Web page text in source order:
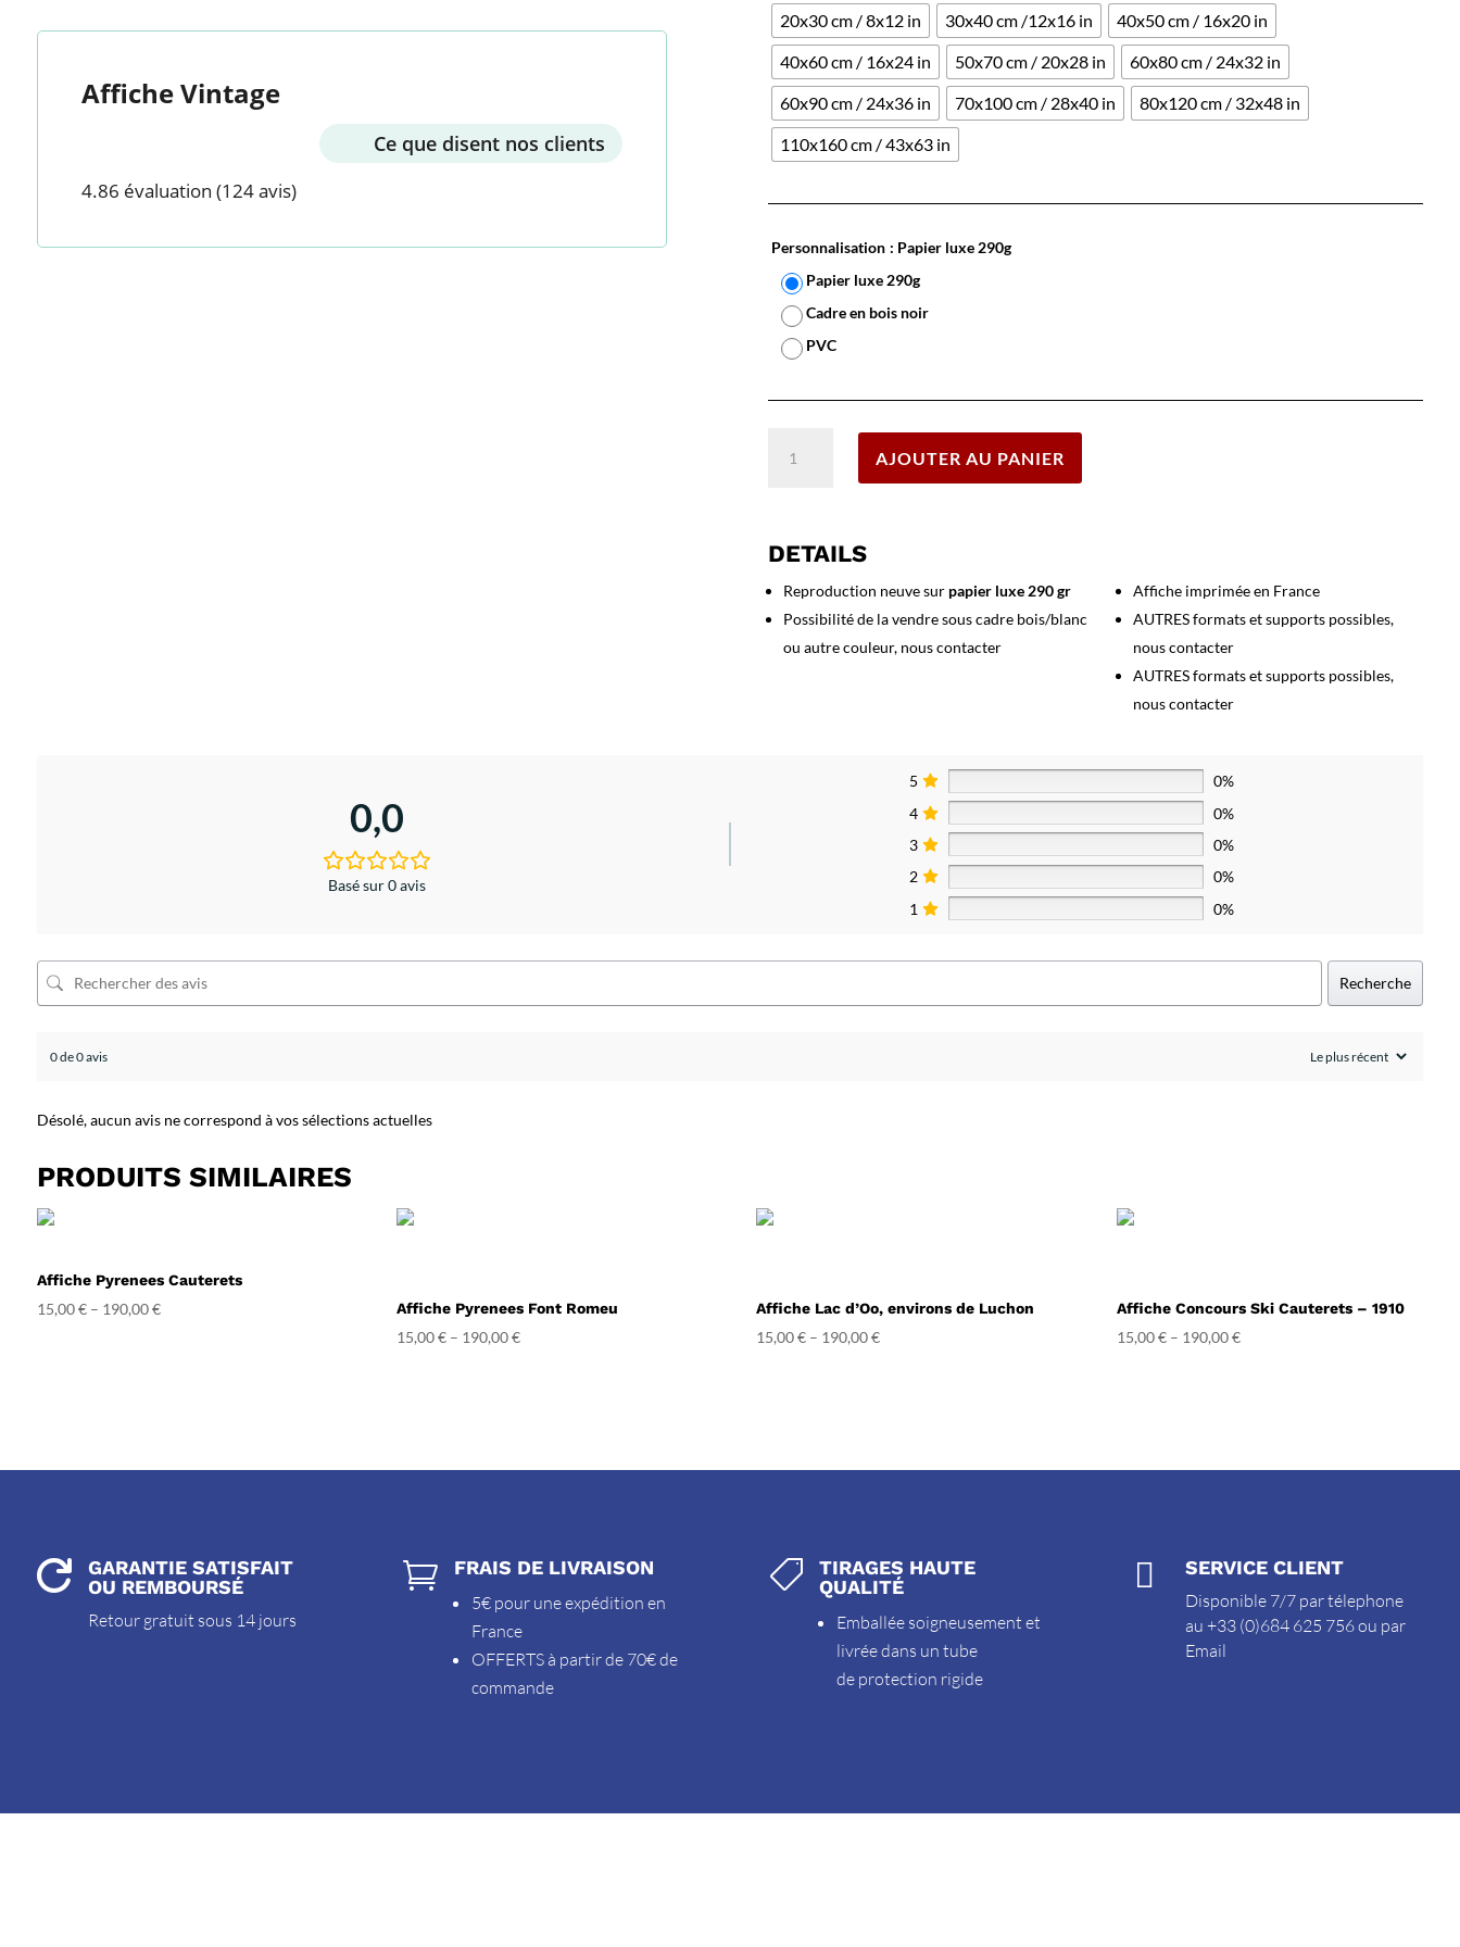
Affiche Vintage
Ce que disent nos clients
4.86 évaluation (124 avis)
20x30 cm / 8x12 in 30x40 cm /12x16 in
40x50 cm / 16x20 in
40x60 cm / 16x24 in
50x70 cm / 20x28 in
60x80 cm / 24x32 in
60x90 cm / 24x36 in
70x100 cm / 28x40 in
80x120 cm / 32x48 in
110x160 cm / 43x63 in
Personnalisation : Papier luxe 290g
Papier luxe 290g
Cadre en bois noir
PVC
AJOUTER AU PANIER
DETAILS
Reproduction neuve sur papier luxe 290 gr
Possibilité de la vendre sous cadre bois/blanc
ou autre couleur, nous contacter
Affiche imprimée en France
AUTRES formats et supports possibles,
nous contacter
AUTRES formats et supports possibles,
nous contacter
0,0
Basé sur 0 avis
5
0%
4
0%
3
0%
2
0%
1
0%
Recherche
0 de 0 avis
Désolé, aucun avis ne correspond à vos sélections actuelles
PRODUITS SIMILAIRES
Affiche Pyrenees Cauterets
15,00€– 190,00€ Affiche Pyrenees Font Romeu
15,00€– 190,00€
Affiche Lac d’Oo, environs de Luchon
15,00€ – 190,00€
Affiche Concours Ski Cauterets – 1910
15,00€– 190,00€

GARANTIE SATISFAIT
OU REMBOURSÉ
Retour gratuit sous 14 jours
 FRAIS DE LIVRAISON
5€ pour une expédition en
France
OFFERTS à partir de 70€ de
commande

TIRAGES HAUTE
QUALITÉ
Emballée soigneusement et
livrée dans un tube
de protection rigide
 SERVICE CLIENT
Disponible 7/7 par télephone
au +33 (0)684 625 756 ou par
Email